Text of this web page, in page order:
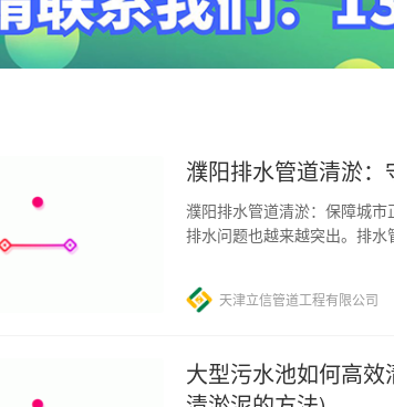
濮阳排水管道清淤
濮阳排水管道清淤：保障城
排水问题也越来越突出。排
天津立信管道工程有限公司
大型污水池如何高